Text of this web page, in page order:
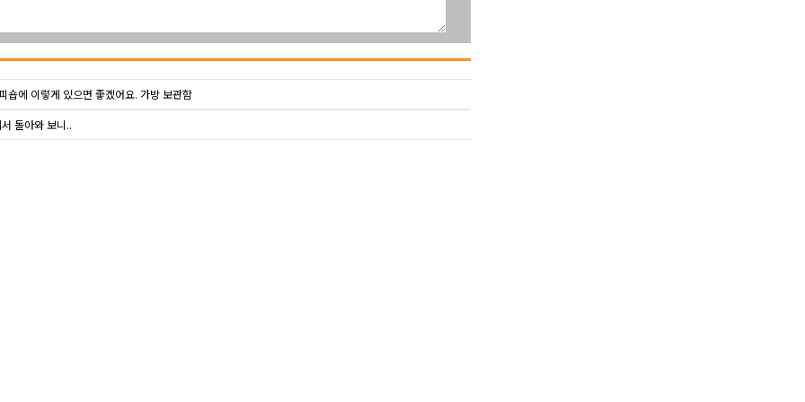
숍에 이렇게 있으면 좋겠어요. 가방 보관함
돌아와 보니..